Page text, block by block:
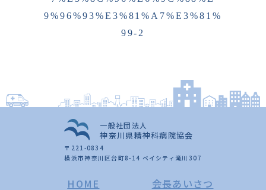
9%96%93%E3%81%A7%E3%81%
99-2
一般社団法人
神奈川県精神科病院協会
〒221-0834
横浜市神奈川区台町8-14 ベイシティ滝川307
HOME
会長あいさつ